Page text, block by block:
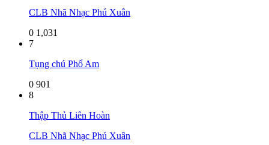
CLB Nhã Nhạc Phú Xuân
0 1,031
7
Tụng chú Phổ Am
0 901
8
Thập Thủ Liên Hoàn
CLB Nhã Nhạc Phú Xuân